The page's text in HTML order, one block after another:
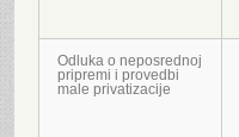
Odluka o neposrednoj
pripremi i provedbi
male privatizacije